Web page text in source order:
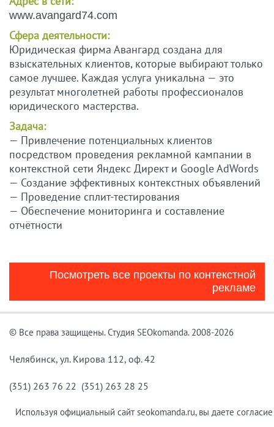
www.avangard74.com
Сфера деятельности:
Юридическая фирма Авангард создана для
взыскательных клиентов, которые выбирают только
самое лучшее. Каждая услуга уникальна — это
результат многолетней работы профессионалов
юридического мастерства.
Задача:
— Привлечение потенциальных клиентов
посредством проведения рекламной кампании в
контекстной сети Яндекс Директ и Google AdWords
— Создание эффективных контекстных объявлений
— Проведение сплит-тестирования
— Обеспечение мониторинга и составление
отчётности
Посмотреть все проекты по контекстной
рекламе
© Все права защищены. Студия SEOkomanda. 2008-2026
Челябинск, ул. Кирова 112, оф. 42
(351) 263 76 22 (351) 263 28 25
Используя официальный сайт seokomanda.ru, вы даете